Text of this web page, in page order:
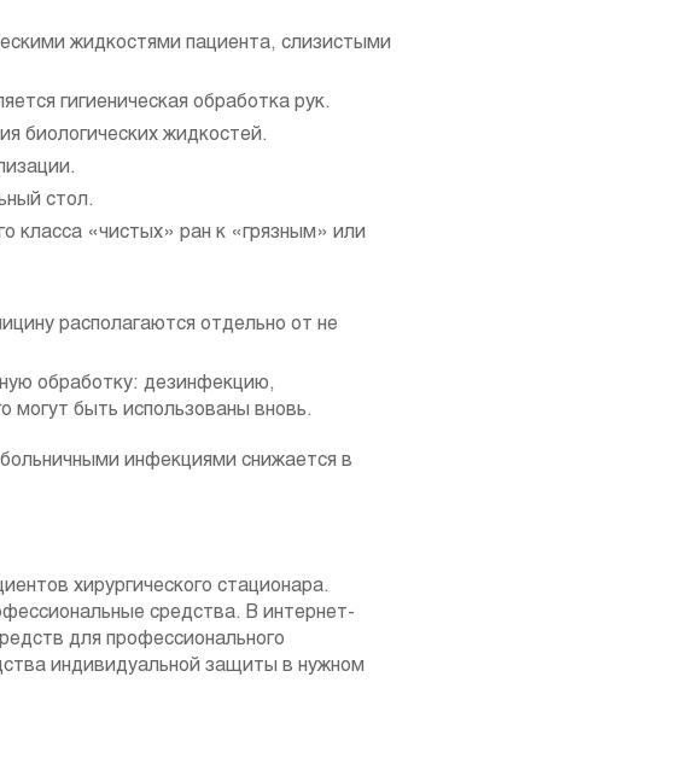
жидкостями пациента, слизистыми
гигиеническая обработка рук.
биологических жидкостей.
стол.
класса «чистых» ран к «грязным» или
располагаются отдельно от не
обработку: дезинфекцию,
могут быть использованы вновь.
инфекциями снижается в
хирургического стационара.
средства. В интернет-
для профессионального
индивидуальной защиты в нужном